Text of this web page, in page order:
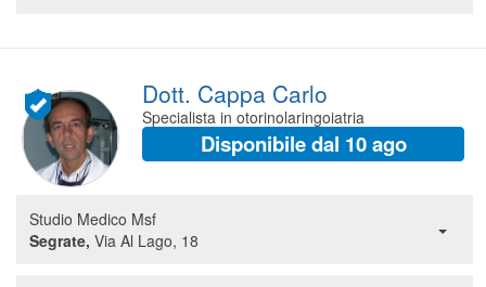
Dott. Cappa Carlo
Specialista in otorinolaringoiatria
Disponibile dal 10 ago
Studio Medico Msf
Segrate, Via Al Lago, 18